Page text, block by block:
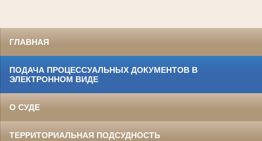
ГЛАВНАЯ
ПОДАЧА ПРОЦЕССУАЛЬНЫХ ДОКУМЕНТОВ В
ЭЛЕКТРОННОМ ВИДЕ
О СУДЕ
ТЕРРИТОРИАЛЬНАЯ ПОДСУДНОСТЬ